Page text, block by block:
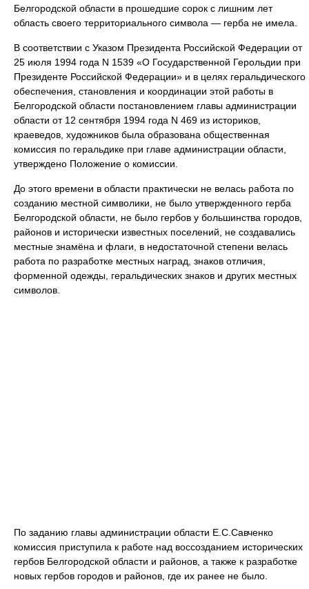
Белгородской области в прошедшие сорок с лишним лет
область своего территориального символа — герба не имела.
В соответствии с Указом Президента Российской Федерации от
25 июля 1994 года N 1539 «О Государственной Герольдии при
Президенте Российской Федерации» и в целях геральдического
обеспечения, становления и координации этой работы в
Белгородской области постановлением главы администрации
области от 12 сентября 1994 года N 469 из историков,
краеведов, художников была образована общественная
комиссия по геральдике при главе администрации области,
утверждено Положение о комиссии.
До этого времени в области практически не велась работа по
созданию местной символики, не было утвержденного герба
Белгородской области, не было гербов у большинства городов,
районов и исторически известных поселений, не создавались
местные знамёна и флаги, в недостаточной степени велась
работа по разработке местных наград, знаков отличия,
форменной одежды, геральдических знаков и других местных
символов.
По заданию главы администрации области Е.С.Савченко
комиссия приступила к работе над воссозданием исторических
гербов Белгородской области и районов, а также к разработке
новых гербов городов и районов, где их ранее не было.